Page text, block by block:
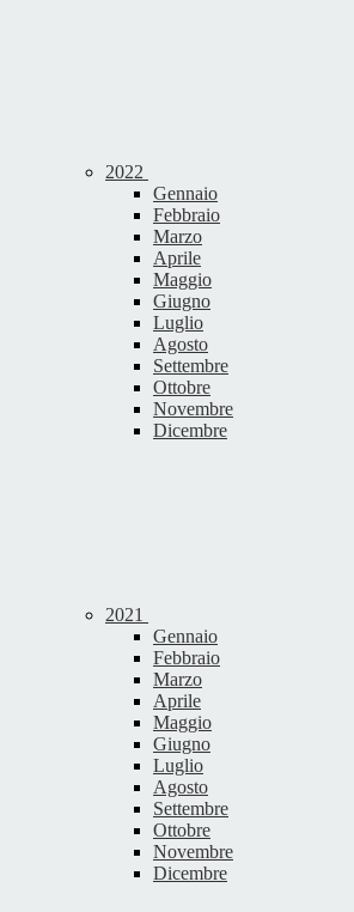
2022
Gennaio
Febbraio
Marzo
Aprile
Maggio
Giugno
Luglio
Agosto
Settembre
Ottobre
Novembre
Dicembre
2021
Gennaio
Febbraio
Marzo
Aprile
Maggio
Giugno
Luglio
Agosto
Settembre
Ottobre
Novembre
Dicembre